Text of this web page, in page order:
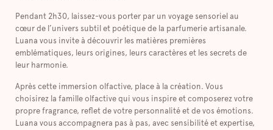
Pendant 2h30, laissez-vous porter par un voyage sensoriel au
cœur de l’univers subtil et poétique de la parfumerie artisanale.
Luana vous invite à découvrir les matières premières
emblématiques, leurs origines, leurs caractères et les secrets de
leur harmonie.
Après cette immersion olfactive, place à la création. Vous
choisirez la famille olfactive qui vous inspire et composerez votre
propre fragrance, reflet de votre personnalité et de vos émotions.
Luana vous accompagnera pas à pas, avec sensibilité et expertise,